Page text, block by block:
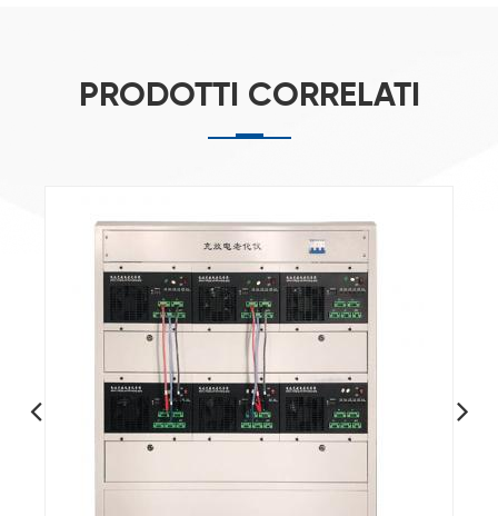
PRODOTTI CORRELATI